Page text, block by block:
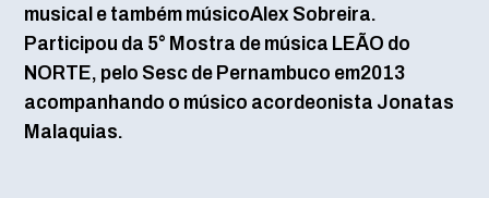
musical e também músicoAlex Sobreira.
Participou da 5° Mostra de música LEÃO do
NORTE, pelo Sesc de Pernambuco em2013
acompanhando o músico acordeonista Jonatas
Malaquias.